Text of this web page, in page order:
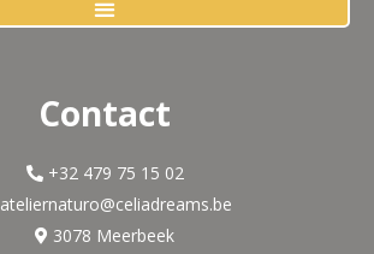
Contact
+32 479 75 15 02
ateliernaturo@celiadreams.be
3078 Meerbeek